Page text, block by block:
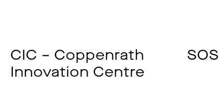
CIC – Coppenrath
Innovation Centre